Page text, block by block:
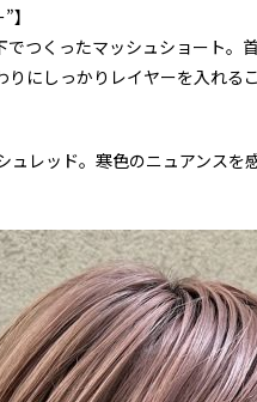
】
でつくったマッシュショート。
りにしっかりレイヤーを入れる
ュレッド。寒色のニュアンスを